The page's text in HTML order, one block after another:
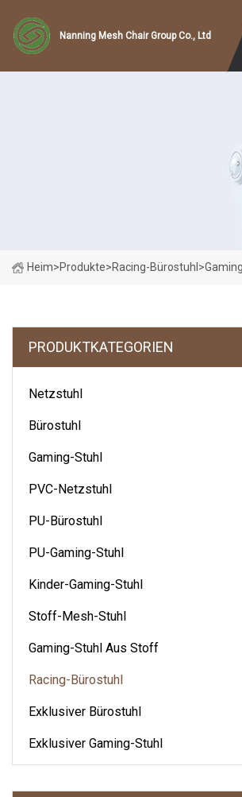
Nanning Mesh Chair Group Co., Ltd
Heim>Produkte>Racing-Bürostuhl >
PRODUKTKATEGORIEN
Netzstuhl
Bürostuhl
Gaming-Stuhl
PVC-Netzstuhl
PU-Bürostuhl
PU-Gaming-Stuhl
Kinder-Gaming-Stuhl
Stoff-Mesh-Stuhl
Gaming-Stuhl Aus Stoff
Racing-Bürostuhl
Exklusiver Bürostuhl
Exklusiver Gaming-Stuhl